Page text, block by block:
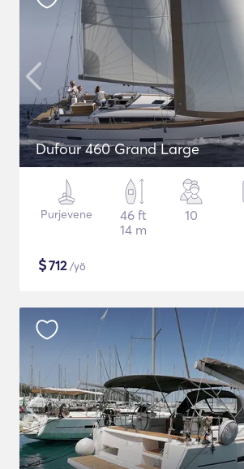
Dufour 460 Grand Large
Purjevene
46 ft
14 m
10
$712/yö